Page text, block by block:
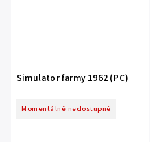
Simulator farmy 1962 (PC)
Momentálně nedostupné